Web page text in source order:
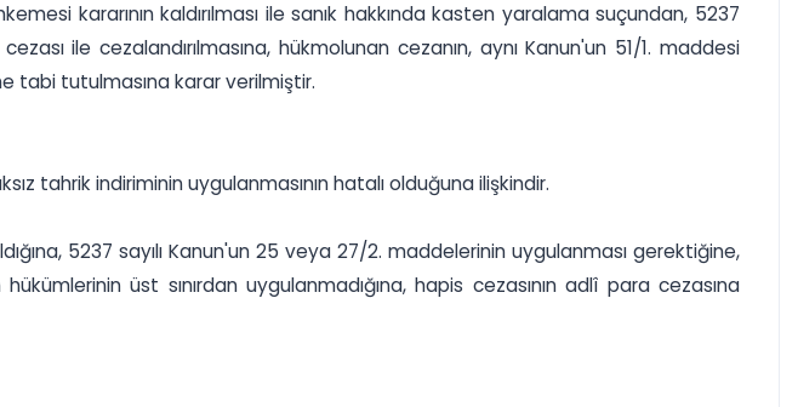
kararının kaldırılması ile sanık hakkında kasten yaralama suçundan, 5237
ile cezalandırılmasına, hükmolunan cezanın, aynı Kanun'un 51/1. maddesi
tabi tutulmasına karar verilmiştir.
tahrik indiriminin uygulanmasının hatalı olduğuna ilişkindir.
5237 sayılı Kanun'un 25 veya 27/2. maddelerinin uygulanması gerektiğine,
üst sınırdan uygulanmadığına, hapis cezasının adlî para cezasına